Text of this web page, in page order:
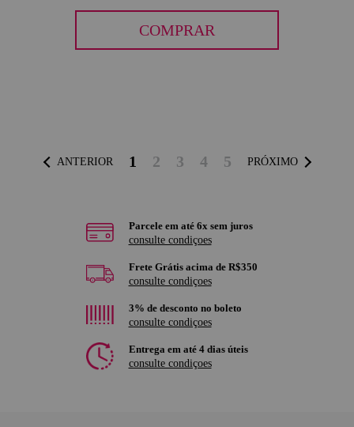
COMPRAR
ANTERIOR 1 2 3 4 5 PRÓXIMO
Parcele em até 6x sem juros
consulte condiçoes
Frete Grátis acima de R$350
consulte condiçoes
3% de desconto no boleto
consulte condiçoes
Entrega em até 4 dias úteis
consulte condiçoes